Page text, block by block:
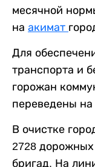
месячной
на акимат
Для
транспорта и
горожан
переведены
В очистке
2728
бригад. На